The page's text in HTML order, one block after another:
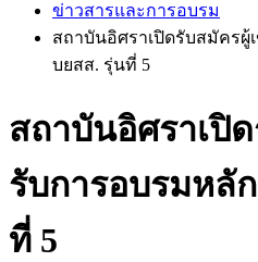
ข่าวสารและการอบรม
สถาบันอิศราเปิดรับสมัครผู้
บยสส. รุ่นที่ 5
สถาบันอิศราเปิ
รับการอบรมหลั
ที่ 5